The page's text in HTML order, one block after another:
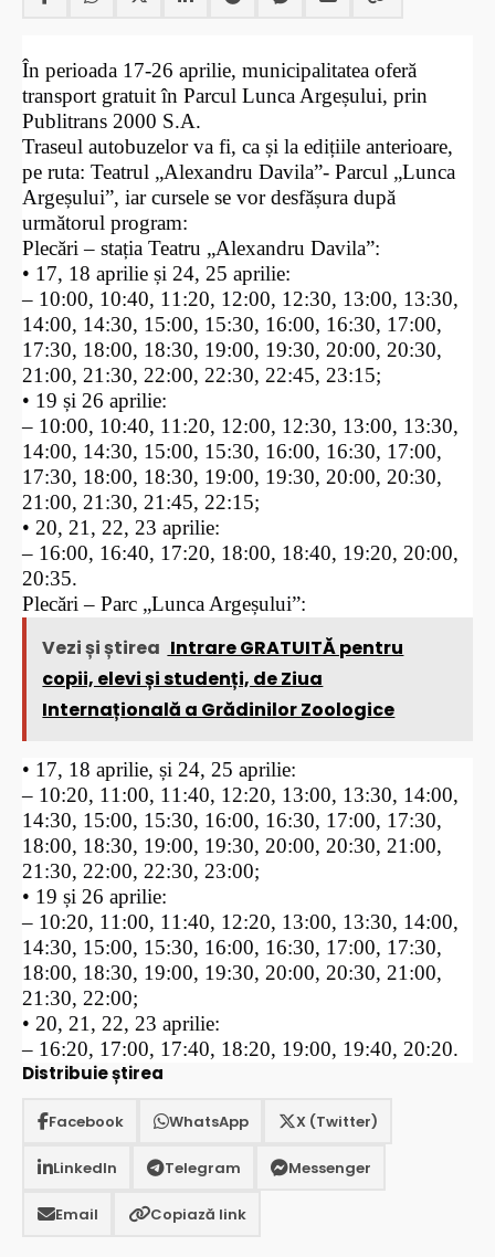
În perioada 17-26 aprilie, municipalitatea oferă
transport gratuit în Parcul Lunca Argeșului, prin
Publitrans 2000 S.A.
Traseul autobuzelor va fi, ca și la edițiile anterioare,
pe ruta: Teatrul „Alexandru Davila”- Parcul „Lunca
Argeșului”, iar cursele se vor desfășura după
următorul program:
Plecări – stația Teatru „Alexandru Davila”:
• 17, 18 aprilie și 24, 25 aprilie:
– 10:00, 10:40, 11:20, 12:00, 12:30, 13:00, 13:30,
14:00, 14:30, 15:00, 15:30, 16:00, 16:30, 17:00,
17:30, 18:00, 18:30, 19:00, 19:30, 20:00, 20:30,
21:00, 21:30, 22:00, 22:30, 22:45, 23:15;
• 19 și 26 aprilie:
– 10:00, 10:40, 11:20, 12:00, 12:30, 13:00, 13:30,
14:00, 14:30, 15:00, 15:30, 16:00, 16:30, 17:00,
17:30, 18:00, 18:30, 19:00, 19:30, 20:00, 20:30,
21:00, 21:30, 21:45, 22:15;
• 20, 21, 22, 23 aprilie:
– 16:00, 16:40, 17:20, 18:00, 18:40, 19:20, 20:00,
20:35.
Plecări – Parc „Lunca Argeșului”:
Vezi și știrea Intrare GRATUITĂ pentru
copii, elevi și studenți, de Ziua
Internațională a Grădinilor Zoologice
• 17, 18 aprilie, și 24, 25 aprilie:
– 10:20, 11:00, 11:40, 12:20, 13:00, 13:30, 14:00,
14:30, 15:00, 15:30, 16:00, 16:30, 17:00, 17:30,
18:00, 18:30, 19:00, 19:30, 20:00, 20:30, 21:00,
21:30, 22:00, 22:30, 23:00;
• 19 și 26 aprilie:
– 10:20, 11:00, 11:40, 12:20, 13:00, 13:30, 14:00,
14:30, 15:00, 15:30, 16:00, 16:30, 17:00, 17:30,
18:00, 18:30, 19:00, 19:30, 20:00, 20:30, 21:00,
21:30, 22:00;
• 20, 21, 22, 23 aprilie:
– 16:20, 17:00, 17:40, 18:20, 19:00, 19:40, 20:20.
Distribuie știrea
Facebook WhatsApp X (Twitter)
LinkedIn Telegram Messenger
Email Copiază link